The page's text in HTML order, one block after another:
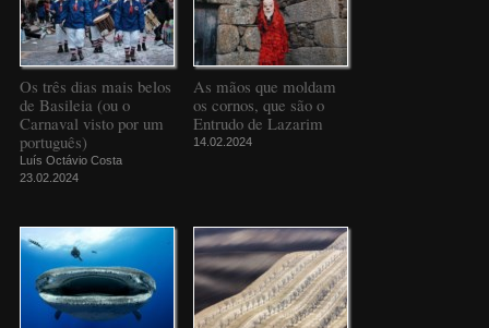
Os três dias mais belos
de Basileia (ou o
Carnaval visto por um
português)
Luís Octávio Costa
23.02.2024
As mãos que moldam
os cornos, que são o
Entrudo de Lazarim
14.02.2024